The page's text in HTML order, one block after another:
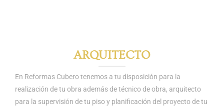
ARQUITECTO
En Reformas Cubero tenemos a tu disposición para la
realización de tu obra además de técnico de obra, arquitecto
para la supervisión de tu piso y planificación del proyecto de tu